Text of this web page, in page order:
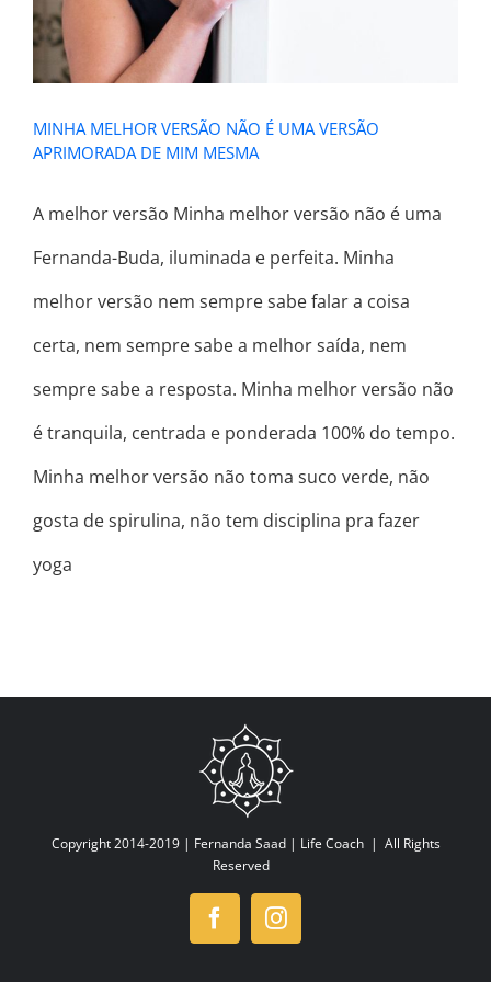
MINHA MELHOR VERSÃO NÃO É UMA VERSÃO
APRIMORADA DE MIM MESMA
A melhor versão Minha melhor versão não é uma
Fernanda-Buda, iluminada e perfeita. Minha
melhor versão nem sempre sabe falar a coisa
certa, nem sempre sabe a melhor saída, nem
sempre sabe a resposta. Minha melhor versão não
é tranquila, centrada e ponderada 100% do tempo.
Minha melhor versão não toma suco verde, não
gosta de spirulina, não tem disciplina pra fazer
yoga
Copyright 2014-2019 | Fernanda Saad | Life Coach| All Rights
Reserved
FacebookInstagram